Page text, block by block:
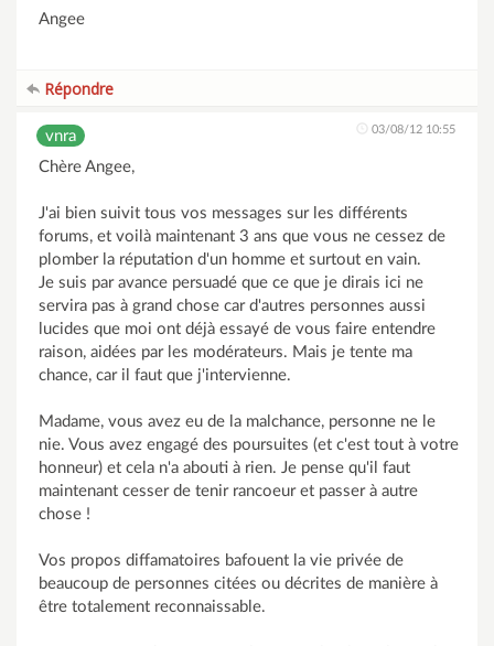
Angee
Répondre
vnra 03/08/12 10:55
Chère Angee,
J'ai bien suivit tous vos messages sur les différents
forums, et voilà maintenant 3 ans que vous ne cessez de
plomber la réputation d'un homme et surtout en vain.
Je suis par avance persuadé que ce que je dirais ici ne
servira pas à grand chose car d'autres personnes aussi
lucides que moi ont déjà essayé de vous faire entendre
raison, aidées par les modérateurs. Mais je tente ma
chance, car il faut que j'intervienne.
Madame, vous avez eu de la malchance, personne ne le
nie. Vous avez engagé des poursuites (et c'est tout à votre
honneur) et cela n'a abouti à rien. Je pense qu'il faut
maintenant cesser de tenir rancoeur et passer à autre
chose !
Vos propos diffamatoires bafouent la vie privée de
beaucoup de personnes citées ou décrites de manière à
être totalement reconnaissable.